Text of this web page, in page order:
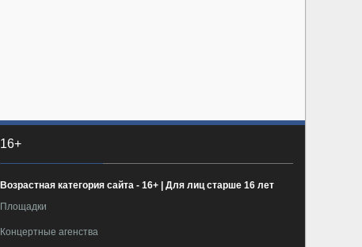
16+
Возрастная категория сайта - 16+ | Для лиц старше 16 лет
Площадки
Концертные агенства